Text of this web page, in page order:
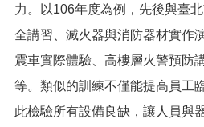
覽
市
政
信
箱
常
力。以106年度為例，先後與臺
全講習、滅火器與消防器材實作
震車實際體驗、高樓層火警預防
等。類似的訓練不僅能提高員工
此檢驗所有設備良缺，讓人員與